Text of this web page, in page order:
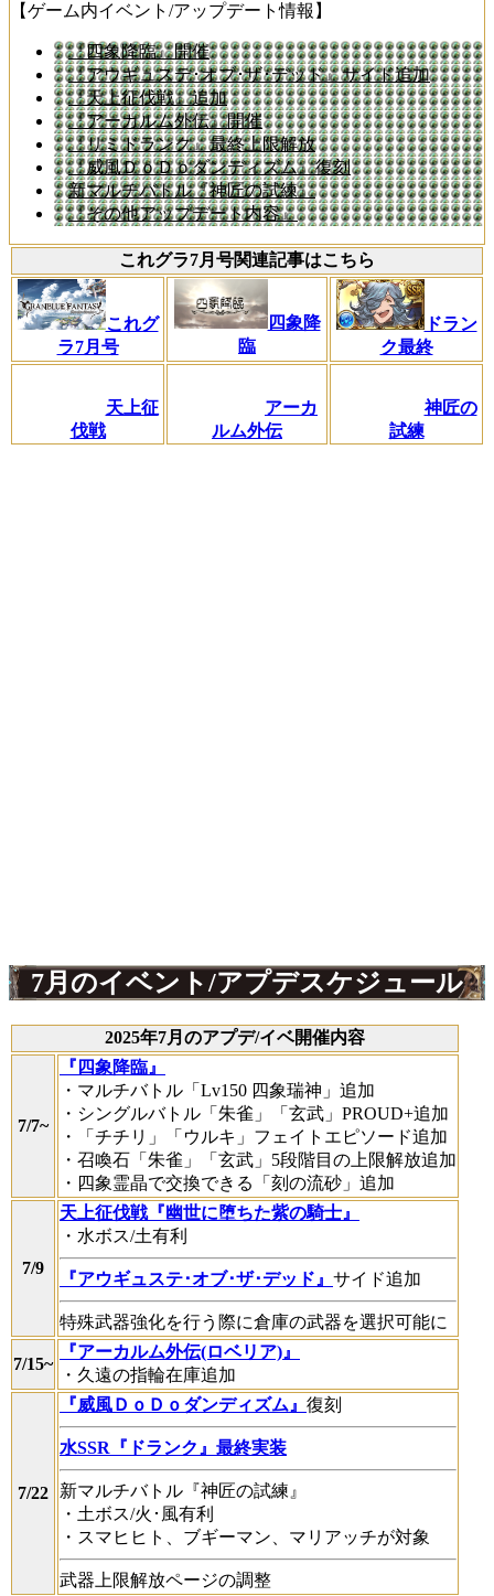
【ゲーム内イベント/アップデート情報】
『四象降臨』開催
『アウギュステ･オブ･ザ･デッド』サイド追加
『天上征伐戦』追加
『アーカルム外伝』開催
『リミドランク』最終上限解放
『威風ＤｏＤｏダンディズム』復刻
新マルチバトル『神匠の試練』
『その他アップデート内容』
これグラ7月号関連記事はこちら
これグ
ラ7月号
四象降
臨
ドラン
ク最終
天上征
伐戦
アーカ
ルム外伝
神匠の
試練
7月のイベント/アプデスケジュール
2025年7月のアプデ/イベ開催内容
7/7~
『四象降臨』
・マルチバトル「Lv150 四象瑞神」追加
・シングルバトル「朱雀」「玄武」PROUD+追加
・「チチリ」「ウルキ」フェイトエピソード追加
・召喚石「朱雀」「玄武」5段階目の上限解放追加
・四象霊晶で交換できる「刻の流砂」追加
7/9
天上征伐戦『幽世に堕ちた紫の騎士』
・水ボス/土有利
『アウギュステ･オブ･ザ･デッド』 サイド追加
特殊武器強化を行う際に倉庫の武器を選択可能に
7/15~
『アーカルム外伝(ロベリア)』
・久遠の指輪在庫追加
7/22
『威風ＤｏＤｏダンディズム』 復刻
水SSR『ドランク』最終実装
新マルチバトル『神匠の試練』
・土ボス/火･風有利
・スマヒヒト、ブギーマン、マリアッチが対象
武器上限解放ページの調整